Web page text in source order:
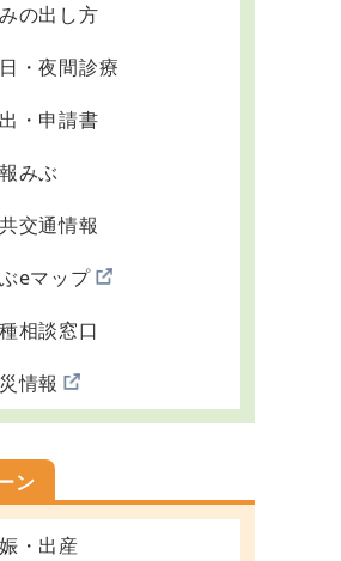
の出し方
・夜間診療
・申請書
みぶ
交通情報
eマップ
相談窓口
情報
ン
・出産